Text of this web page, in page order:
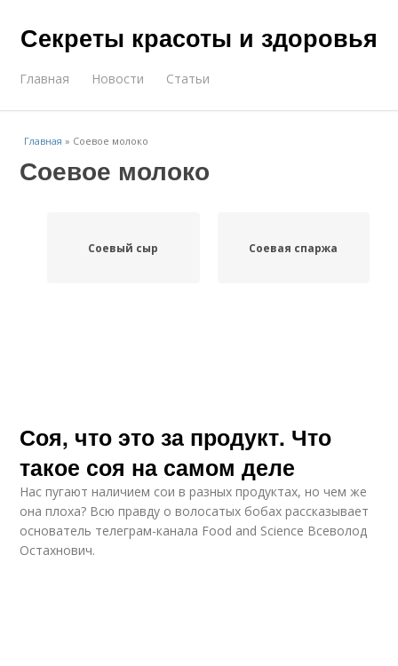
Секреты красоты и здоровья
Главная Новости Статьи
Главная » Соевое молоко
Соевое молоко
Соевый сыр Соевая спаржа
Соя, что это за продукт. Что
такое соя на самом деле
Нас пугают наличием сои в разных продуктах, но чем же
она плоха? Всю правду о волосатых бобах рассказывает
основатель телеграм-канала Food and Science Всеволод
Остахнович.